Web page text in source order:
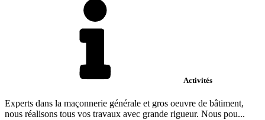
Activités
Experts dans la maçonnerie générale et gros oeuvre de bâtiment,
nous réalisons tous vos travaux avec grande rigueur. Nous pou...